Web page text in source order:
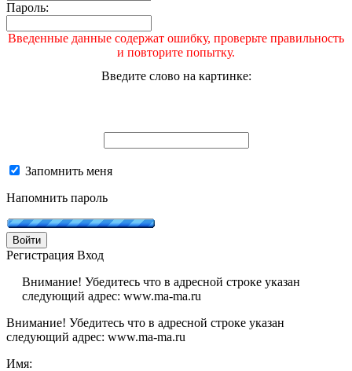
Пароль:
Введенные данные содержат ошибку, проверьте правильность
и повторите попытку.
Введите слово на картинке:
Запомнить меня
Напомнить пароль
Войти
Регистрация Вход
Внимание! Убедитесь что в адресной строке указан
следующий адрес: www.ma-ma.ru
Внимание! Убедитесь что в адресной строке указан
следующий адрес: www.ma-ma.ru
Имя: